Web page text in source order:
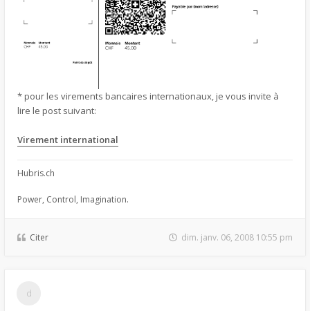
* pour les virements bancaires internationaux, je vous invite à
lire le post suivant:
Virement international
Hubris.ch
Power, Control, Imagination.
Citer dim. janv. 06, 2008 10:55 pm